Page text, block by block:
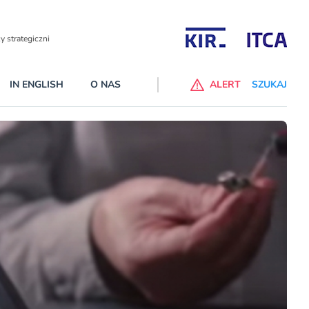
Partnerzy wspierający
– Standard i Plus – z usługi będzie można korzsytać za
IN ENGLISH O NAS ALERT SZUKAJ